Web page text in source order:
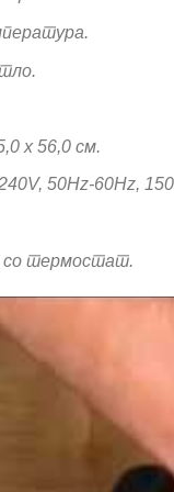
х 56,0 см.
50Hz-60Hz,
со термостат.